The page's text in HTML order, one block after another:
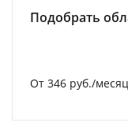
Подобрать
От 346 руб./месяц